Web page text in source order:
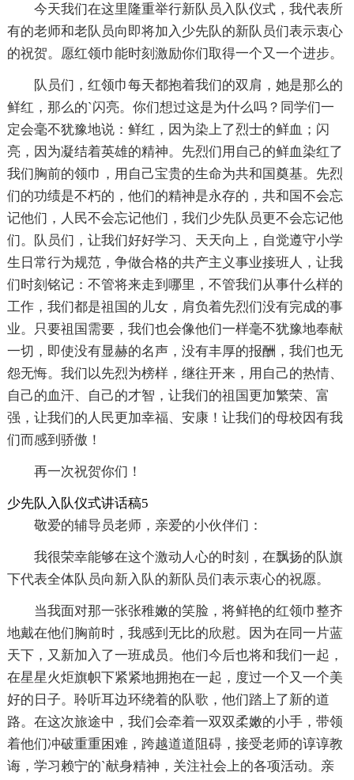
今天我们在这里隆重举行新队员入队仪式，我代表所
有的老师和老队员向即将加入少先队的新队员们表示衷心
的祝贺。愿红领巾能时刻激励你们取得一个又一个进步。
队员们，红领巾每天都抱着我们的双肩，她是那么的
鲜红，那么的`闪亮。你们想过这是为什么吗？同学们一
定会毫不犹豫地说：鲜红，因为染上了烈士的鲜血；闪
亮，因为凝结着英雄的精神。先烈们用自己的鲜血染红了
我们胸前的领巾，用自己宝贵的生命为共和国奠基。先烈
们的功绩是不朽的，他们的精神是永存的，共和国不会忘
记他们，人民不会忘记他们，我们少先队员更不会忘记他
们。队员们，让我们好好学习、天天向上，自觉遵守小学
生日常行为规范，争做合格的共产主义事业接班人，让我
们时刻铭记：不管将来走到哪里，不管我们从事什么样的
工作，我们都是祖国的儿女，肩负着先烈们没有完成的事
业。只要祖国需要，我们也会像他们一样毫不犹豫地奉献
一切，即使没有显赫的名声，没有丰厚的报酬，我们也无
怨无悔。我们以先烈为榜样，继往开来，用自己的热情、
自己的血汗、自己的才智，让我们的祖国更加繁荣、富
强，让我们的人民更加幸福、安康！让我们的母校因有我
们而感到骄傲！
再一次祝贺你们！
少先队入队仪式讲话稿5
敬爱的辅导员老师，亲爱的小伙伴们：
我很荣幸能够在这个激动人心的时刻，在飘扬的队旗
下代表全体队员向新入队的新队员们表示衷心的祝愿。
当我面对那一张张稚嫩的笑脸，将鲜艳的红领巾整齐
地戴在他们胸前时，我感到无比的欣慰。因为在同一片蓝
天下，又新加入了一班成员。他们今后也将和我们一起，
在星星火炬旗帜下紧紧地拥抱在一起，度过一个又一个美
好的日子。聆听耳边环绕着的队歌，他们踏上了新的道
路。在这次旅途中，我们会牵着一双双柔嫩的小手，带领
着他们冲破重重困难，跨越道道阻碍，接受老师的谆谆教
诲，学习赖宁的`献身精神，关注社会上的各项活动。亲